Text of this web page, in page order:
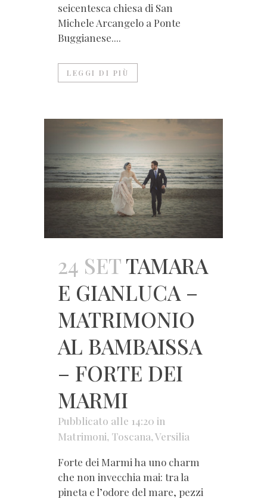
seicentesca chiesa di San
Michele Arcangelo a Ponte
Buggianese....
LEGGI DI PIÙ
24 SETTAMARA
E GIANLUCA –
MATRIMONIO
AL BAMBAISSA
– FORTE DEI
MARMI
Pubblicato alle 14:20 in
Matrimoni, Toscana,Versilia
Forte dei Marmi ha uno charm
che non invecchia mai: tra la
pineta e l’odore del mare, pezzi